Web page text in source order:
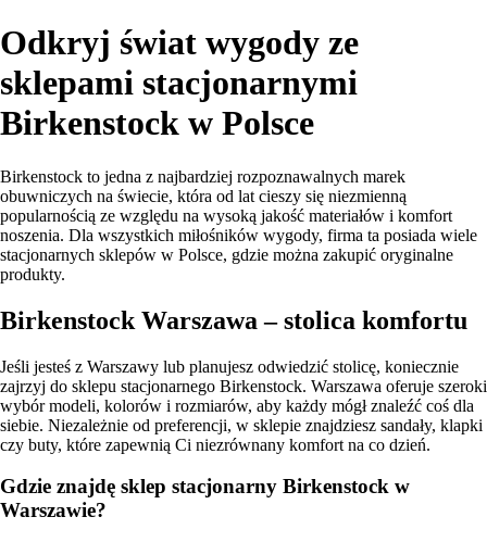
Odkryj świat wygody ze
sklepami stacjonarnymi
Birkenstock w Polsce
Birkenstock to jedna z najbardziej rozpoznawalnych marek
obuwniczych na świecie, która od lat cieszy się niezmienną
popularnością ze względu na wysoką jakość materiałów i komfort
noszenia. Dla wszystkich miłośników wygody, firma ta posiada wiele
stacjonarnych sklepów w Polsce, gdzie można zakupić oryginalne
produkty.
Birkenstock Warszawa – stolica komfortu
Jeśli jesteś z Warszawy lub planujesz odwiedzić stolicę, koniecznie
zajrzyj do sklepu stacjonarnego Birkenstock. Warszawa oferuje szeroki
wybór modeli, kolorów i rozmiarów, aby każdy mógł znaleźć coś dla
siebie. Niezależnie od preferencji, w sklepie znajdziesz sandały, klapki
czy buty, które zapewnią Ci niezrównany komfort na co dzień.
Gdzie znajdę sklep stacjonarny Birkenstock w
Warszawie?